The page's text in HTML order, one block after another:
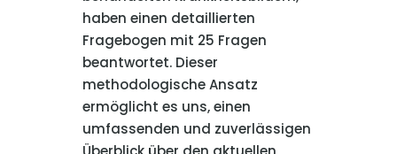
haben einen detaillierten
Fragebogen mit 25 Fragen
beantwortet. Dieser
methodologische Ansatz
ermöglicht es uns, einen
umfassenden und zuverlässigen